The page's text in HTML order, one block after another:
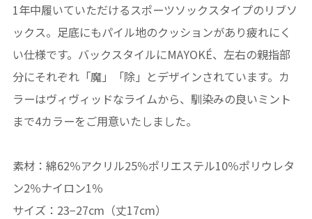
1年中履いていただけるスポーツソックスタイプのリブソ
ックス。足底にもパイル地のクッションがあり疲れにく
い仕様です。バックスタイルにMAYOKÉ、左右の親指部
分にそれぞれ「魔」「除」とデザインされています。カ
ラーはヴィヴィッドなライムから、馴染みの良いミント
まで4カラーをご用意いたしました。
素材：綿62％アクリル25％ポリエステル10％ポリウレタ
ン2％ナイロン1％
サイズ：23−27cm（丈17cm）